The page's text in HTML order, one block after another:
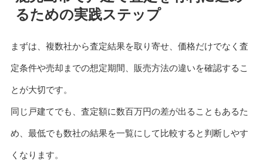
るための実践ステップ
まずは、複数社から査定結果を取り寄せ、価格だけでなく査
定条件や売却までの想定期間、販売方法の違いを確認するこ
とが大切です。
同じ戸建てでも、査定額に数百万円の差が出ることもあるた
め、最低でも数社の結果を一覧にして比較すると判断しやす
くなります。